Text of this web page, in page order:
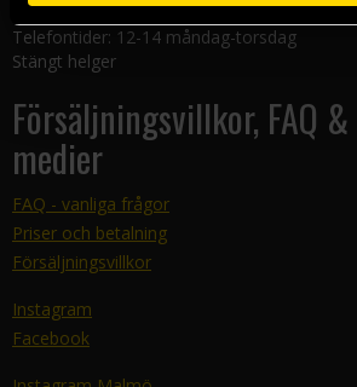
Tel:08–440 00 66
Telefontider: 12-14 måndag-torsdag
Stängt helger
Försäljningsvillkor, FAQ
medier
FAQ - vanliga frågor
Priser och betalning
Försäljningsvillkor
Instagram
Facebook